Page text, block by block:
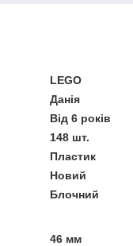
LEGO
Данія
Від 6 років
148 шт.
Пластик
Новий
Блочний
46 мм